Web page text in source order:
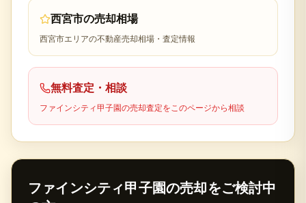
西宮市の売却相場
西宮市エリアの不動産売却相場・査定情報
無料査定・相談
ファインシティ甲子園の売却査定をこのページから相談
ファインシティ甲子園の売却をご検討中